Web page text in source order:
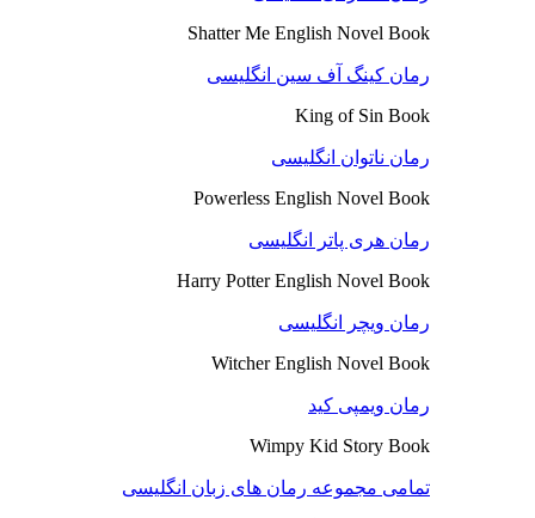
Shatter Me English Novel Book
رمان کینگ آف سین انگلیسی
King of Sin Book
رمان ناتوان انگلیسی
Powerless English Novel Book
رمان هری پاتر انگلیسی
Harry Potter English Novel Book
رمان ویچر انگلیسی
Witcher English Novel Book
رمان ویمپی کید
Wimpy Kid Story Book
تمامی مجموعه رمان های زبان انگلیسی